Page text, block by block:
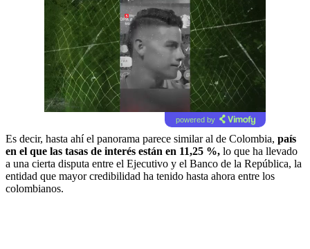
powered by
Es decir, hasta ahí el panorama parece similar al de Colombia, país
en el que las tasas de interés están en 11,25 %, lo que ha llevado
a una cierta disputa entre el Ejecutivo y el Banco de la República, la
entidad que mayor credibilidad ha tenido hasta ahora entre los
colombianos.